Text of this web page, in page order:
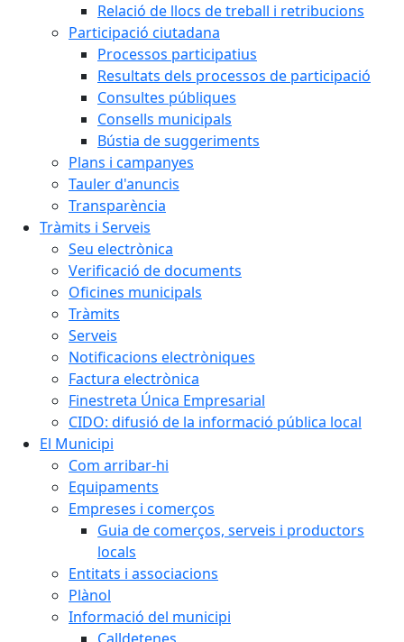
Relació de llocs de treball i retribucions
Participació ciutadana
Processos participatius
Resultats dels processos de participació
Consultes públiques
Consells municipals
Bústia de suggeriments
Plans i campanyes
Tauler d'anuncis
Transparència
Tràmits i Serveis
Seu electrònica
Verificació de documents
Oficines municipals
Tràmits
Serveis
Notificacions electròniques
Factura electrònica
Finestreta Única Empresarial
CIDO: difusió de la informació pública local
El Municipi
Com arribar-hi
Equipaments
Empreses i comerços
Guia de comerços, serveis i productors
locals
Entitats i associacions
Plànol
Informació del municipi